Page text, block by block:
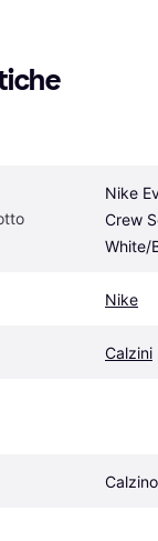
Nike
Crew
White/
Nike
Calzini